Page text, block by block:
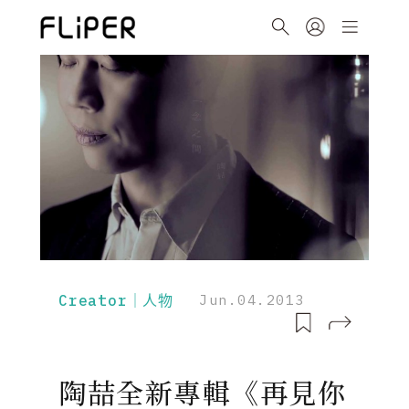
Creator｜人物 Jun.04.2013
陶喆全新專輯《再見你